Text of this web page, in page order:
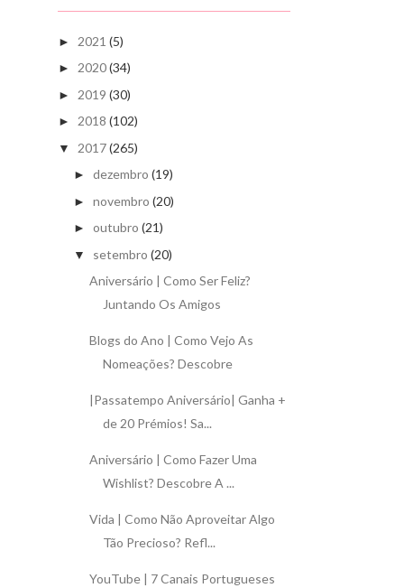
► 2021 (5)
► 2020(34)
► 2019 (30)
► 2018 (102)
▼ 2017(265)
► dezembro (19)
► novembro (20)
► outubro (21)
▼ setembro (20)
Aniversário | Como Ser Feliz?
Juntando Os Amigos
Blogs do Ano | Como Vejo As
Nomeações? Descobre
|Passatempo Aniversário| Ganha +
de 20 Prémios! Sa...
Aniversário | Como Fazer Uma
Wishlist? Descobre A ...
Vida | Como Não Aproveitar Algo
Tão Precioso? Refl...
YouTube | 7 Canais Portugueses